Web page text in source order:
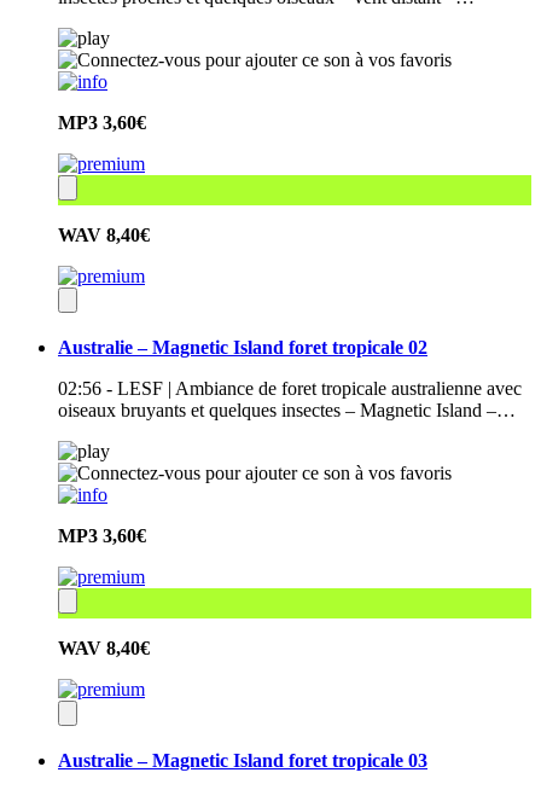
MP3 3,60€
WAV 8,40€
Australie – Magnetic Island foret tropicale 02
02:56 - LESF | Ambiance de foret tropicale australienne avec
oiseaux bruyants et quelques insectes – Magnetic Island –…
MP3 3,60€
WAV 8,40€
Australie – Magnetic Island foret tropicale 03